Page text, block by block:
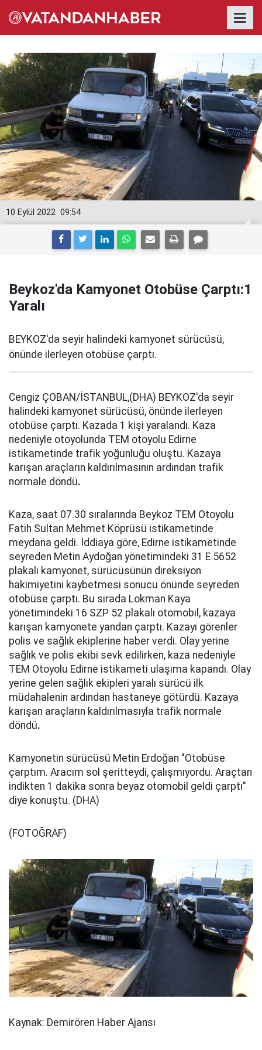
09:54
10 Eylül 2022
Beykoz'da Kamyonet Otobüse Çarptı:1
Yaralı
BEYKOZ'da seyir halindeki kamyonet sürücüsü,
önünde ilerleyen otobüse çarptı.
Cengiz ÇOBAN/İSTANBUL,(DHA) BEYKOZ'da seyir
halindeki kamyonet sürücüsü, önünde ilerleyen
otobüse çarptı. Kazada 1 kişi yaralandı. Kaza
nedeniyle otoyolunda TEM otoyolu Edirne
istikametinde trafik yoğunluğu oluştu. Kazaya
karışan araçların kaldırılmasının ardından trafik
normale döndü.
Kaza, saat 07.30 sıralarında Beykoz TEM Otoyolu
Fatih Sultan Mehmet Köprüsü istikametinde
meydana geldi. İddiaya göre, Edirne istikametinde
seyreden Metin Aydoğan yönetimindeki 31 E 5652
plakalı kamyonet, sürücüsünün direksiyon
hakimiyetini kaybetmesi sonucu önünde seyreden
otobüse çarptı. Bu sırada Lokman Kaya
yönetimindeki 16 SZP 52 plakalı otomobil, kazaya
karışan kamyonete yandan çarptı. Kazayı görenler
polis ve sağlık ekiplerine haber verdi. Olay yerine
sağlık ve polis ekibi sevk edilirken, kaza nedeniyle
TEM Otoyolu Edirne istikameti ulaşıma kapandı. Olay
yerine gelen sağlık ekipleri yaralı sürücü ilk
müdahalenin ardından hastaneye götürdü. Kazaya
karışan araçların kaldırılmasıyla trafik normale
döndü.
Kamyonetin sürücüsü Metin Erdoğan "Otobüse
çarptım. Aracım sol şeritteydi, çalışmıyordu. Araçtan
indikten 1 dakika sonra beyaz otomobil geldi çarptı"
diye konuştu. (DHA)
(FOTOĞRAF)
Kaynak: Demirören Haber Ajansı